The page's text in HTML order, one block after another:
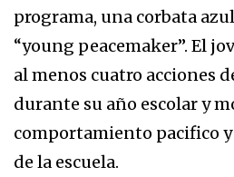
programa, una corbata
“young peacemaker”. El
al menos cuatro acciones
durante su año escolar y
comportamiento pacifico
de la escuela.